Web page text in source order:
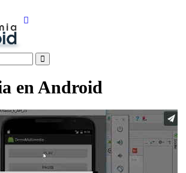
en Android